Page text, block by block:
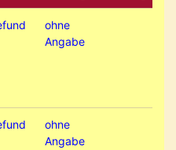
ohne
Angabe
ohne
Angabe